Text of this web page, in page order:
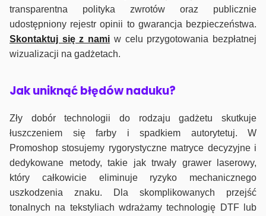
transparentna polityka zwrotów oraz publicznie
udostępniony rejestr opinii to gwarancja bezpieczeństwa.
Skontaktuj się z nami w celu przygotowania bezpłatnej
wizualizacji na gadżetach.
Jak uniknąć błędów naduku?
Zły dobór technologii do rodzaju gadżetu skutkuje
łuszczeniem się farby i spadkiem autorytetuj. W
Promoshop stosujemy rygorystyczne matryce decyzyjne i
dedykowane metody, takie jak trwały grawer laserowy,
który całkowicie eliminuje ryzyko mechanicznego
uszkodzenia znaku. Dla skomplikowanych przejść
tonalnych na tekstyliach wdrażamy technologię DTF lub